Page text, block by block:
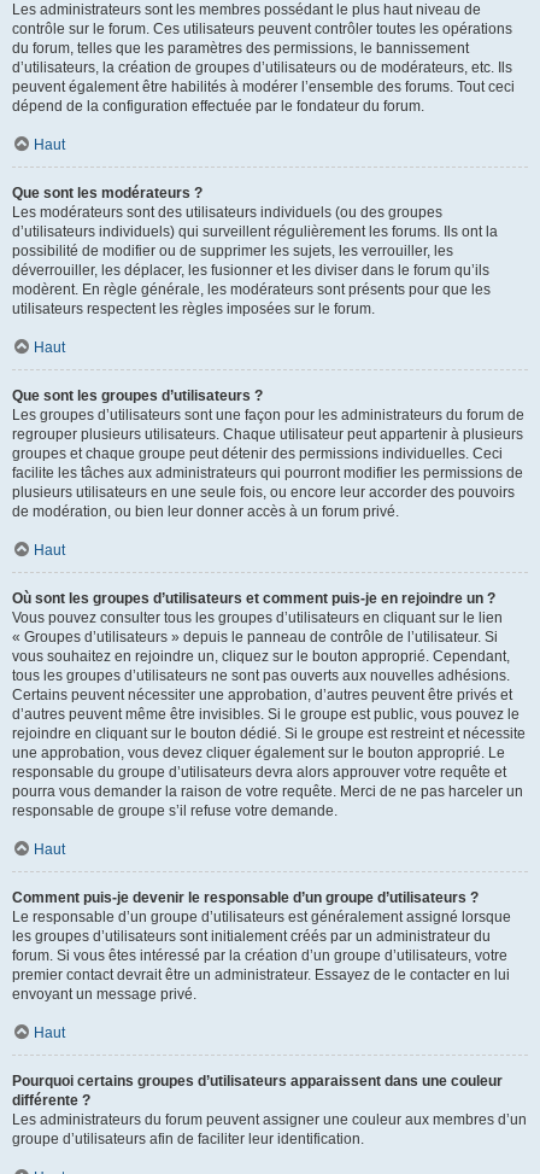
Les administrateurs sont les membres possédant le plus haut niveau de
contrôle sur le forum. Ces utilisateurs peuvent contrôler toutes les opérations
du forum, telles que les paramètres des permissions, le bannissement
d’utilisateurs, la création de groupes d’utilisateurs ou de modérateurs, etc. Ils
peuvent également être habilités à modérer l’ensemble des forums. Tout ceci
dépend de la configuration effectuée par le fondateur du forum.
Haut
Que sont les modérateurs ?
Les modérateurs sont des utilisateurs individuels (ou des groupes
d’utilisateurs individuels) qui surveillent régulièrement les forums. Ils ont la
possibilité de modifier ou de supprimer les sujets, les verrouiller, les
déverrouiller, les déplacer, les fusionner et les diviser dans le forum qu’ils
modèrent. En règle générale, les modérateurs sont présents pour que les
utilisateurs respectent les règles imposées sur le forum.
Haut
Que sont les groupes d’utilisateurs ?
Les groupes d’utilisateurs sont une façon pour les administrateurs du forum de
regrouper plusieurs utilisateurs. Chaque utilisateur peut appartenir à plusieurs
groupes et chaque groupe peut détenir des permissions individuelles. Ceci
facilite les tâches aux administrateurs qui pourront modifier les permissions de
plusieurs utilisateurs en une seule fois, ou encore leur accorder des pouvoirs
de modération, ou bien leur donner accès à un forum privé.
Haut
Où sont les groupes d’utilisateurs et comment puis-je en rejoindre un ?
Vous pouvez consulter tous les groupes d’utilisateurs en cliquant sur le lien
« Groupes d’utilisateurs » depuis le panneau de contrôle de l’utilisateur. Si
vous souhaitez en rejoindre un, cliquez sur le bouton approprié. Cependant,
tous les groupes d’utilisateurs ne sont pas ouverts aux nouvelles adhésions.
Certains peuvent nécessiter une approbation, d’autres peuvent être privés et
d’autres peuvent même être invisibles. Si le groupe est public, vous pouvez le
rejoindre en cliquant sur le bouton dédié. Si le groupe est restreint et nécessite
une approbation, vous devez cliquer également sur le bouton approprié. Le
responsable du groupe d’utilisateurs devra alors approuver votre requête et
pourra vous demander la raison de votre requête. Merci de ne pas harceler un
responsable de groupe s’il refuse votre demande.
Haut
Comment puis-je devenir le responsable d’un groupe d’utilisateurs ?
Le responsable d’un groupe d’utilisateurs est généralement assigné lorsque
les groupes d’utilisateurs sont initialement créés par un administrateur du
forum. Si vous êtes intéressé par la création d’un groupe d’utilisateurs, votre
premier contact devrait être un administrateur. Essayez de le contacter en lui
envoyant un message privé.
Haut
Pourquoi certains groupes d’utilisateurs apparaissent dans une couleur
différente ?
Les administrateurs du forum peuvent assigner une couleur aux membres d’un
groupe d’utilisateurs afin de faciliter leur identification.